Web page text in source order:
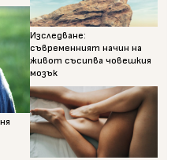
Изследване:
съвременният начин на
живот съсипва човешкия
мозък